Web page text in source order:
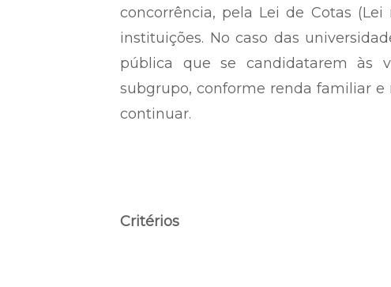
concorrência, pela Lei de Cotas (Lei
instituições. No caso das
pública que se candidatarem às
subgrupo, conforme renda familiar e
continuar.
Critérios